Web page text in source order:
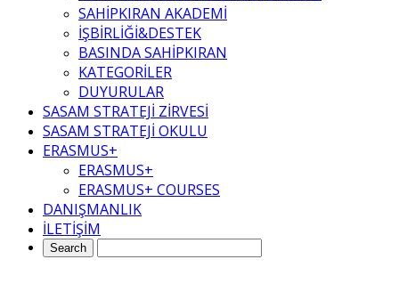
SAHİPKIRAN AKADEMİ
İŞBİRLİĞİ&DESTEK
BASINDA SAHİPKIRAN
KATEGORİLER
DUYURULAR
SASAM STRATEJİ ZİRVESİ
SASAM STRATEJİ OKULU
ERASMUS+
ERASMUS+
ERASMUS+ COURSES
DANIŞMANLIK
İLETİŞİM